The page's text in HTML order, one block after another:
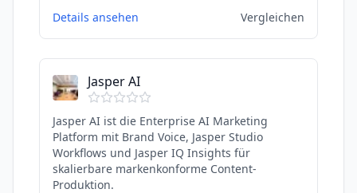
Details ansehen
Vergleichen
Jasper AI
Jasper AI ist die Enterprise AI Marketing
Platform mit Brand Voice, Jasper Studio
Workflows und Jasper IQ Insights für
skalierbare markenkonforme Content-
Produktion.